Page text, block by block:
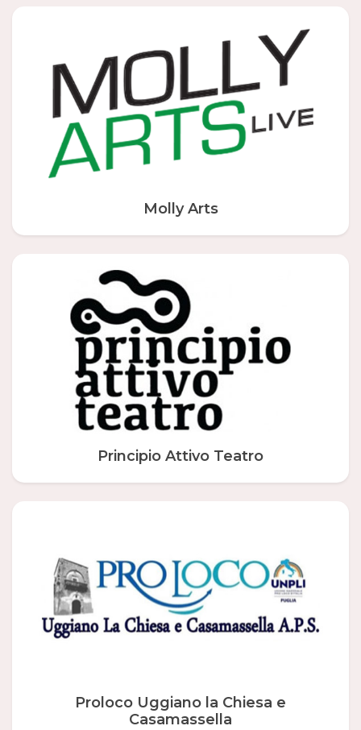
Molly Arts
Principio Attivo Teatro
Proloco Uggiano la Chiesa e
Casamassella